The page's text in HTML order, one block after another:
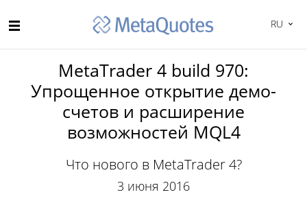
RU
MetaTrader 4 build 970:
Упрощенное открытие демо-
счетов и расширение
возможностей MQL4
Что нового в MetaTrader 4?
3 июня 2016